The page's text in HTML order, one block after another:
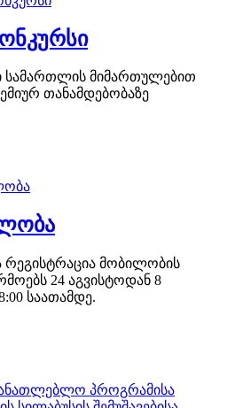
სამართლის მიმართულებით
თანამდებობაზე
მობილობის
24 აგვისტოდან 8
საათამდე.